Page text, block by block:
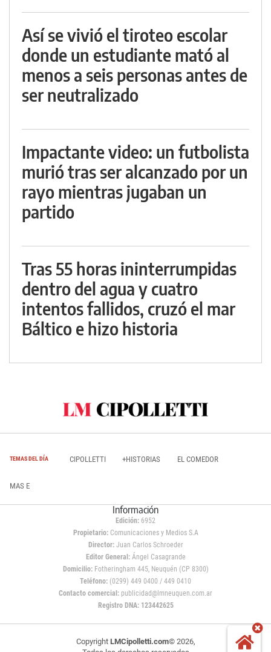
Así se vivió el tiroteo escolar
donde un estudiante mató al
menos a seis personas antes de
ser neutralizado
Impactante video: un futbolista
murió tras ser alcanzado por un
rayo mientras jugaban un
partido
Tras 55 horas ininterrumpidas
dentro del agua y cuatro
intentos fallidos, cruzó el mar
Báltico e hizo historia
TEMAS DEL DÍA CIPOLLETTI +HISTORIAS EL COMEDOR
MAS E
Información
Edición: 6952
Propietario:Comunicaciones y Medios S.A
Director: Juan Carlos Schroeder
Editor General:Ángel Casagrande
Domicilio:Fotheringham 445, Neuquén (CP 8300)
Teléfono: (0299) 449 0400 / 449 0410
Contacto comercial: publicidad@lmneuquen.com.ar
Registro DNA: 123442625
Copyright LMCipolletti.com© 2026,